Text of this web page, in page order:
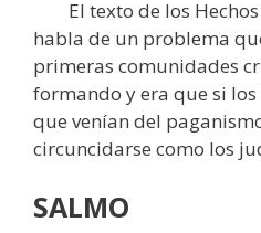
El texto de los Hechos
habla de un problema
primeras comunidades
formando y era que si
que venían del
circuncidarse como
SALMO